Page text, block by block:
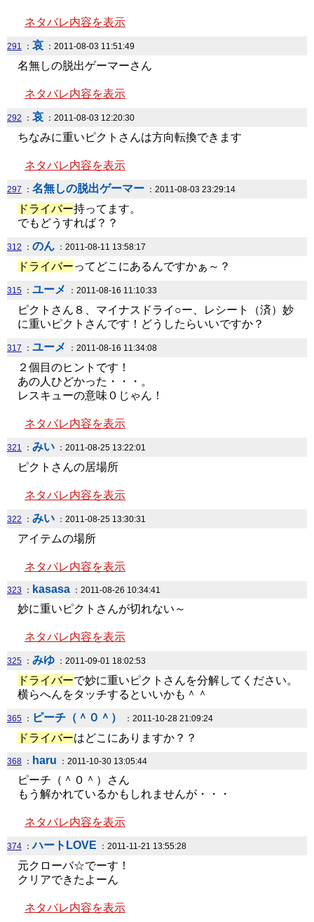
ネタバレ内容を表示
291 ： 哀 ：2011-08-03 11:51:49
名無しの脱出ゲーマーさん
ネタバレ内容を表示
292 ： 哀 ：2011-08-03 12:20:30
ちなみに重いピクトさんは方向転換できます
ネタバレ内容を表示
297 ： 名無しの脱出ゲーマー ：2011-08-03 23:29:14
ドライバー持ってます。
でもどうすれば？？
312 ： のん ：2011-08-11 13:58:17
ドライバーってどこにあるんですかぁ～？
315 ： ユーメ ：2011-08-16 11:10:33
ピクトさん８、マイナスドライ○ー、レシート（済）妙
に重いピクトさんです！どうしたらいいですか？
317 ： ユーメ ：2011-08-16 11:34:08
２個目のヒントです！
あの人ひどかった・・・。
レスキューの意味０じゃん！
ネタバレ内容を表示
321 ： みい ：2011-08-25 13:22:01
ピクトさんの居場所
ネタバレ内容を表示
322 ： みい ：2011-08-25 13:30:31
アイテムの場所
ネタバレ内容を表示
323 ： kasasa ：2011-08-26 10:34:41
妙に重いピクトさんが切れない～
ネタバレ内容を表示
325 ： みゆ ：2011-09-01 18:02:53
ドライバーで妙に重いピクトさんを分解してください。
横らへんをタッチするといいかも＾＾
365 ： ピーチ（＾０＾） ：2011-10-28 21:09:24
ドライバーはどこにありますか？？
368 ： haru ：2011-10-30 13:05:44
ピーチ（＾０＾）さん
もう解かれているかもしれませんが・・・
ネタバレ内容を表示
374 ：ハートLOVE ：2011-11-21 13:55:28
元クローバ☆でーす！
クリアできたよーん
ネタバレ内容を表示